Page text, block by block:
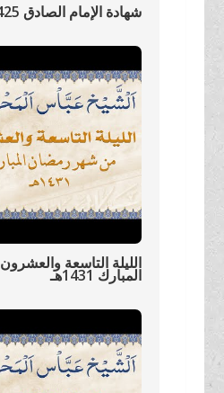
شهادة الإمام الصادق 1425هـ
الليلة التاسعة
المبارك 1431هـ